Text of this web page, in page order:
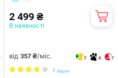
2 499 ₴
В наявності
від 357 ₴/міс. 7 4 7
1 Відгук